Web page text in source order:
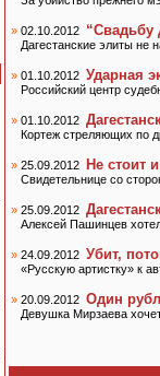
» 02.10.2012 “Свадьбу
Дагестанские элиты не
» 01.10.2012 Ударная
Российский центр
» 01.10.2012
Кортеж стреляющих по
» 25.09.2012 Не стоит
Свидетельнице со
» 25.09.2012
Алексей Пашинцев
» 24.09.2012 Убит,
«Русскую артистку» к
» 20.09.2012 Один
Девушка Мирзаева